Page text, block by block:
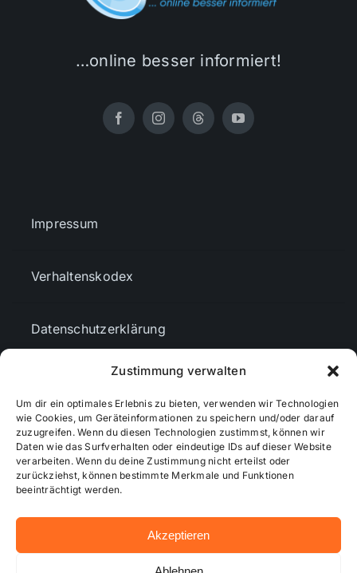
Zustimmung verwalten
Um dir ein optimales Erlebnis zu bieten, verwenden wir Technologien
wie Cookies, um Geräteinformationen zu speichern und/oder darauf
zuzugreifen. Wenn du diesen Technologien zustimmst, können wir
Daten wie das Surfverhalten oder eindeutige IDs auf dieser Website
verarbeiten. Wenn du deine Zustimmung nicht erteilst oder
zurückziehst, können bestimmte Merkmale und Funktionen
beeinträchtigt werden.
Akzeptieren
…online besser informiert!
Impressum
Verhaltenskodex
Datenschutzerklärung
Cookie-Richtlinie (EU)
Mediendaten
© 2026 - Wiesbadenaktuell ...online besser informiert!